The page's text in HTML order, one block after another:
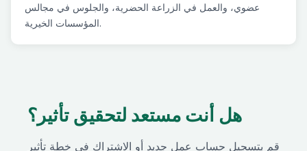
عضوي، والعمل في الزراعة الحضرية، والجلوس في مجالس
المؤسسات الخيرية.
هل أنت مستعد لتحقيق تأثير؟
قم بتسجيل حساب عمل جديد أو الاشتراك في خطة تأثير